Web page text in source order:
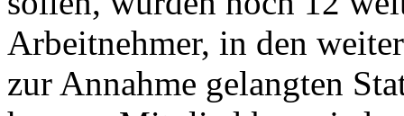
Arbeitnehmer, in den
zur Annahme gelangten